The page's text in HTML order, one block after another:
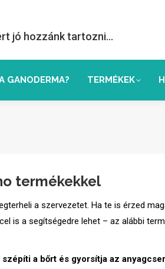
jó hozzánk tartozni…
GANODERMA? TERMÉKEK
termékekkel
a szervezetet. Ha te is érzed
is a segítségedre lehet – az alábbi
a bőrt és gyorsítja az